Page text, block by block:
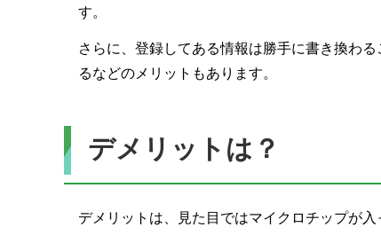
す。
さらに、登録してある情報は勝手に書き換わ
るなどのメリットもあります。
デメリットは？
デメリットは、見た目ではマイクロチップが入